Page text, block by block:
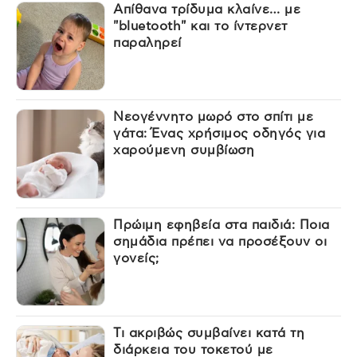
Απίθανα τρίδυμα κλαίνε… με
"bluetooth" και το ίντερνετ
παραληρεί
Νεογέννητο μωρό στο σπίτι με
γάτα: Ένας χρήσιμος οδηγός για
χαρούμενη συμβίωση
Πρώιμη εφηβεία στα παιδιά: Ποια
σημάδια πρέπει να προσέξουν οι
γονείς;
Τι ακριβώς συμβαίνει κατά τη
διάρκεια του τοκετού με